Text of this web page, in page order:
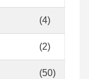
(4)
(2)
(50)